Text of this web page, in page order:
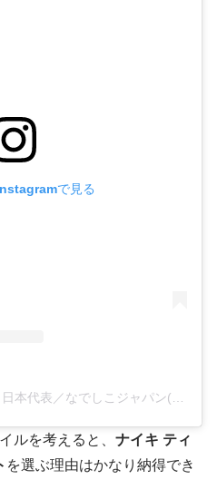
で見る
ルを考えると、 ナイキ ティ
を選ぶ理由はかなり納得でき